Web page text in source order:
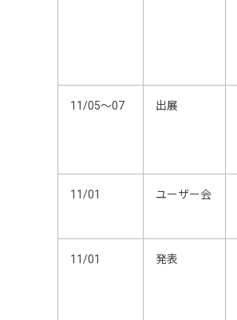
11/05～07 出展
11/01 ユーザー会
11/01 発表